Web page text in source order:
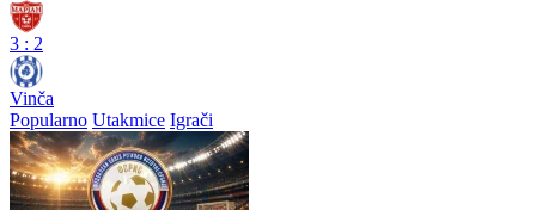
3 : 2
Vinča
Popularno Utakmice Igrači